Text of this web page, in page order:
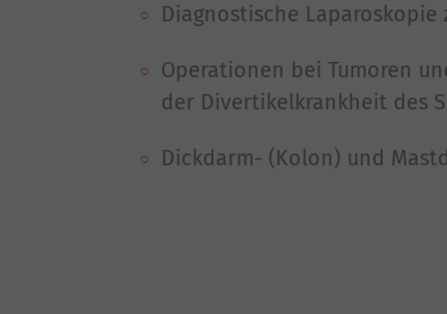
Diagnostische
Operationen bei Tumoren
der Divertikelkrankheit des
Dickdarm- (Kolon) und